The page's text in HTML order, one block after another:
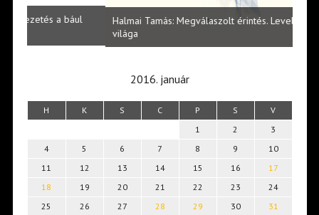
Halmai Tamás: Megválaszolt érintés. Leveles Ibolya költői
2016. január
H K S C P S V
1 2
3
4
5 6 7 8 9
10
11
12 13 14 15 16
17
18
19 20 21 22 23
24
25
26 27 28 29 30 31